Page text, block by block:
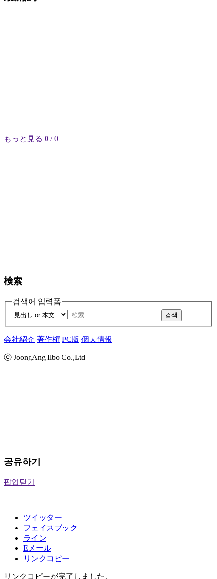
もっと見る 0 / 0
検索
검색어 입력폼
검색
会社紹介 著作権 PC版 個人情報
ⓒ JoongAng Ilbo Co.,Ltd
공유하기
팝업닫기
ツイッター
フェイスブック
ライン
Eメール
リンクコピー
リンクコピーが完了しました。